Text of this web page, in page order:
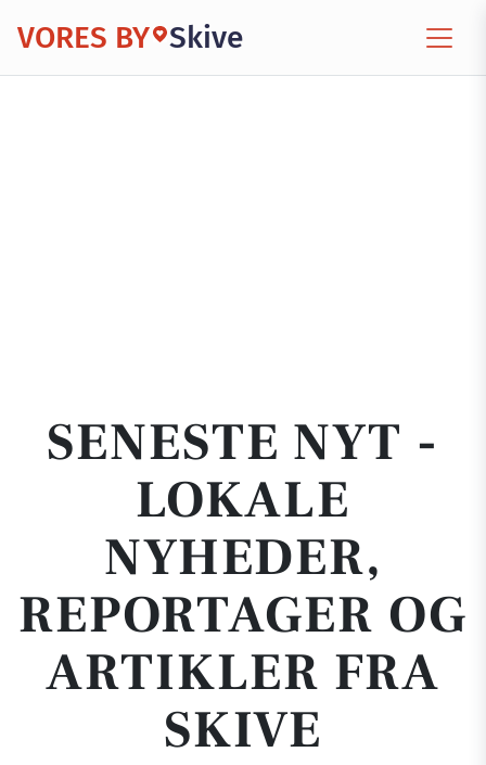
VORES BY Skive
SENESTE NYT -
LOKALE
NYHEDER,
REPORTAGER OG
ARTIKLER FRA
SKIVE